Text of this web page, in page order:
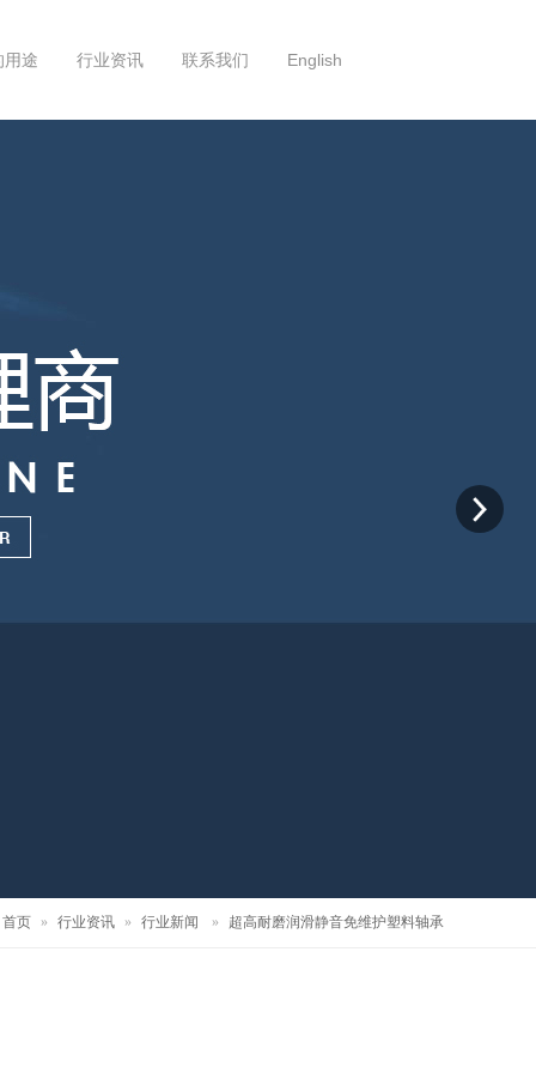
用途 行业资讯 联系我们 English
首页 » 行业资讯 » 行业新闻 » 超高耐磨润滑静音免维护塑料轴承